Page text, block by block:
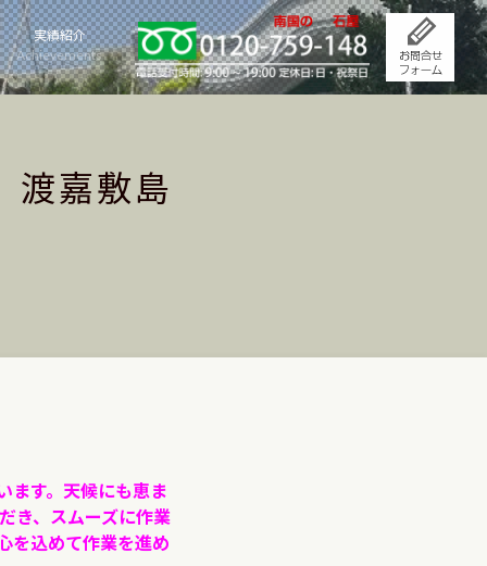
実績紹介
Achievements
渡嘉敷島
ます。天候にも恵ま
き、スムーズに作業
を込めて作業を進め